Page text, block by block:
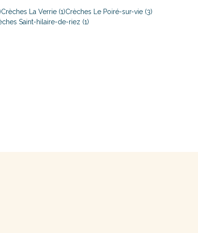
Crèches La Verrie (1)Crèches Le Poiré-sur-vie (3)
Saint-hilaire-de-riez (1)